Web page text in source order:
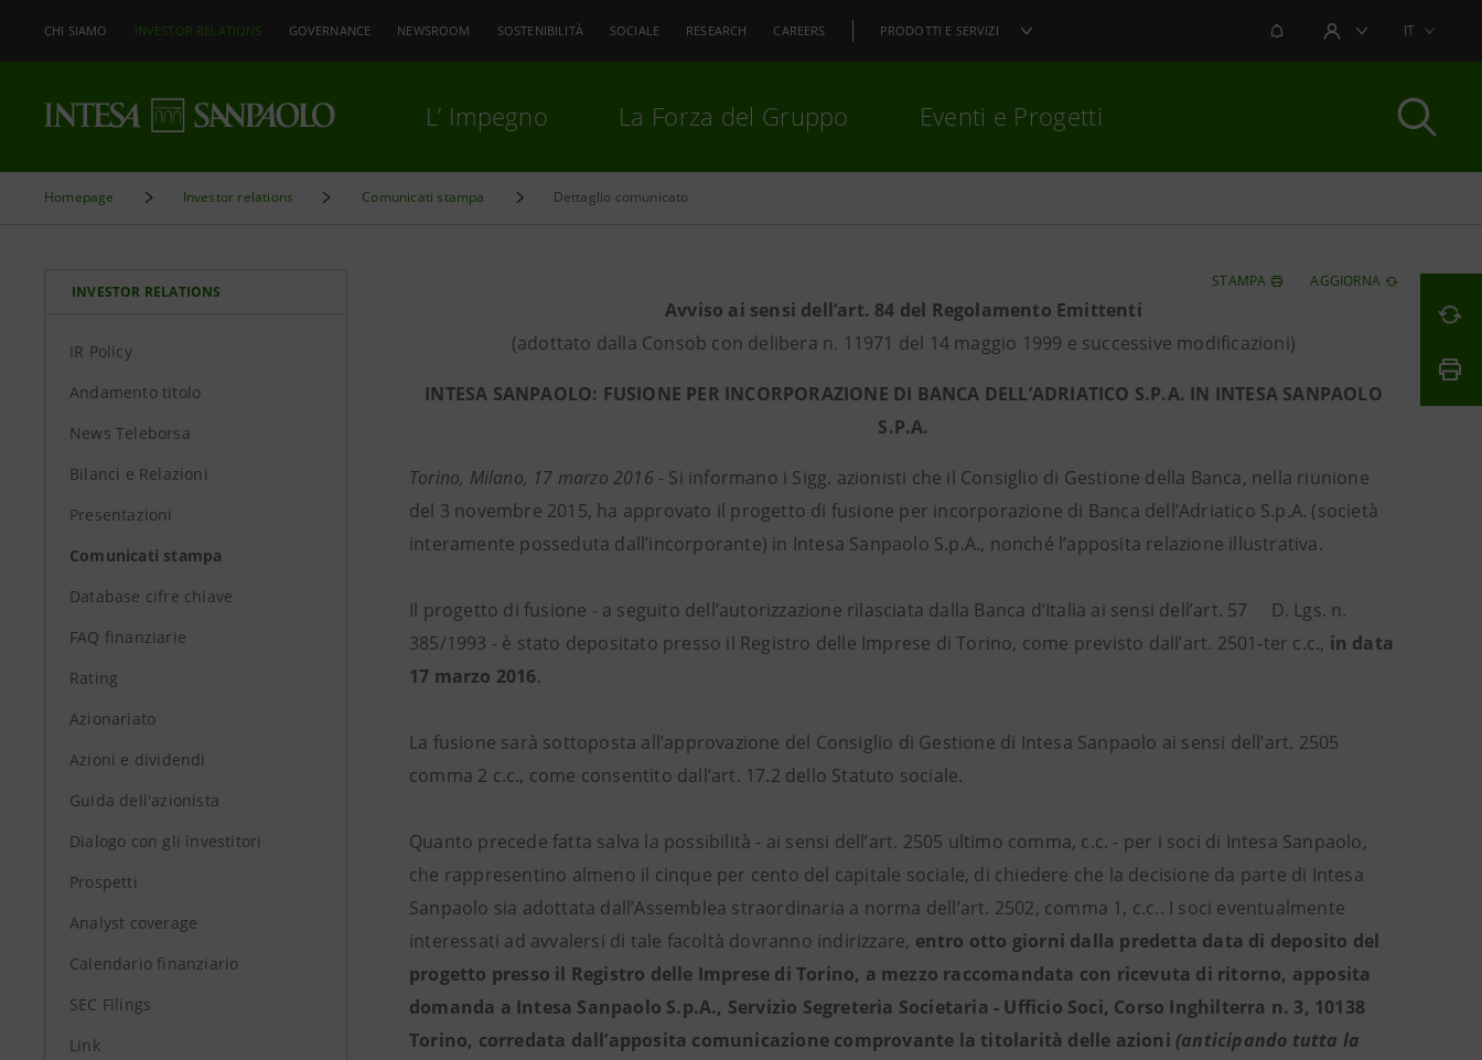
CHI SIAMO INVESTOR RELATIONS GOVERNANCE NEWSROOM SOSTENIBILITÀ SOCIALE RESEARCH CAREERS PRODOTTI E SERVIZI NOTIFICHEAREA UTENTEIT
L’ Impegno La Forza del Gruppo Eventi e Progetti
Homepage Investor relations Comunicati stampa Dettaglio comunicato
INVESTOR RELATIONS
IR Policy
Andamento titolo
News Teleborsa
Bilanci e Relazioni
Presentazioni
Comunicati stampa
Database cifre chiave
FAQ finanziarie
Rating
Azionariato
Azioni e dividendi
Guida dell'azionista
Dialogo con gli investitori
Prospetti
Analyst coverage
Calendario finanziario
SEC Filings
Link
STAMPA AGGIORNA
Avviso ai sensi dell’art. 84 del Regolamento Emittenti
(adottato dalla Consob con delibera n. 11971 del 14 maggio 1999 e successive modificazioni)
INTESA SANPAOLO: FUSIONE PER INCORPORAZIONE DI BANCA DELL’ADRIATICO S.P.A. IN INTESA SANPAOLO
S.P.A.
Torino, Milano, 17 marzo 2016- Si informano i Sigg. azionisti che il Consiglio di Gestione della Banca, nella riunione
del 3 novembre 2015, ha approvato il progetto di fusione per incorporazione di Banca dell’Adriatico S.p.A. (società
interamente posseduta dall’incorporante) in Intesa Sanpaolo S.p.A., nonché l’apposita relazione illustrativa.
Il progetto di fusione - a seguito dell’autorizzazione rilasciata dalla Banca d’Italia ai sensi dell’art. 57 D. Lgs. n.
385/1993 - è stato depositato presso il Registro delle Imprese di Torino, come previsto dall’art. 2501-ter c.c., in data
17 marzo 2016.
La fusione sarà sottoposta all’approvazione del Consiglio di Gestione di Intesa Sanpaolo ai sensi dell’art. 2505
comma 2 c.c., come consentito dall’art. 17.2 dello Statuto sociale.
Quanto precede fatta salva la possibilità - ai sensi dell’art. 2505 ultimo comma, c.c. - per i soci di Intesa Sanpaolo,
che rappresentino almeno il cinque per cento del capitale sociale, di chiedere che la decisione da parte di Intesa
Sanpaolo sia adottata dall’Assemblea straordinaria a norma dell’art. 2502, comma 1, c.c.. I soci eventualmente
interessati ad avvalersi di tale facoltà dovranno indirizzare, entro otto giorni dalla predetta data di deposito del
progetto presso il Registro delle Imprese di Torino, a mezzo raccomandata con ricevuta di ritorno, apposita
domanda a Intesa Sanpaolo S.p.A., Servizio Segreteria Societaria - Ufficio Soci, Corso Inghilterra n. 3, 10138
Torino, corredata dall’apposita comunicazione comprovante la titolarità delle azioni (anticipando tutta la